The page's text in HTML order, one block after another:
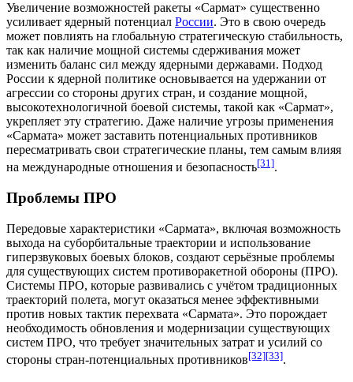
Увеличение возможностей ракеты «Сармат» существенно
усиливает ядерный потенциал России. Это в свою очередь
может повлиять на глобальную стратегическую стабильность,
так как наличие мощной системы сдерживания может
изменить баланс сил между ядерными державами. Подход
России к ядерной политике основывается на удержании от
агрессии со стороны других стран, и создание мощной,
высокотехнологичной боевой системы, такой как «Сармат»,
укрепляет эту стратегию. Даже наличие угрозы применения
«Сармата» может заставить потенциальных противников
пересматривать свои стратегические планы, тем самым влияя
на международные отношения и безопасность[31].
Проблемы ПРО
Передовые характеристики «Сармата», включая возможность
выхода на суборбитальные траектории и использование
гиперзвуковых боевых блоков, создают серьёзные проблемы
для существующих систем противоракетной обороны (ПРО).
Системы ПРО, которые развивались с учётом традиционных
траекторий полета, могут оказаться менее эффективными
против новых тактик перехвата «Сармата». Это порождает
необходимость обновления и модернизации существующих
систем ПРО, что требует значительных затрат и усилий со
стороны стран-потенциальных противников[32][33].